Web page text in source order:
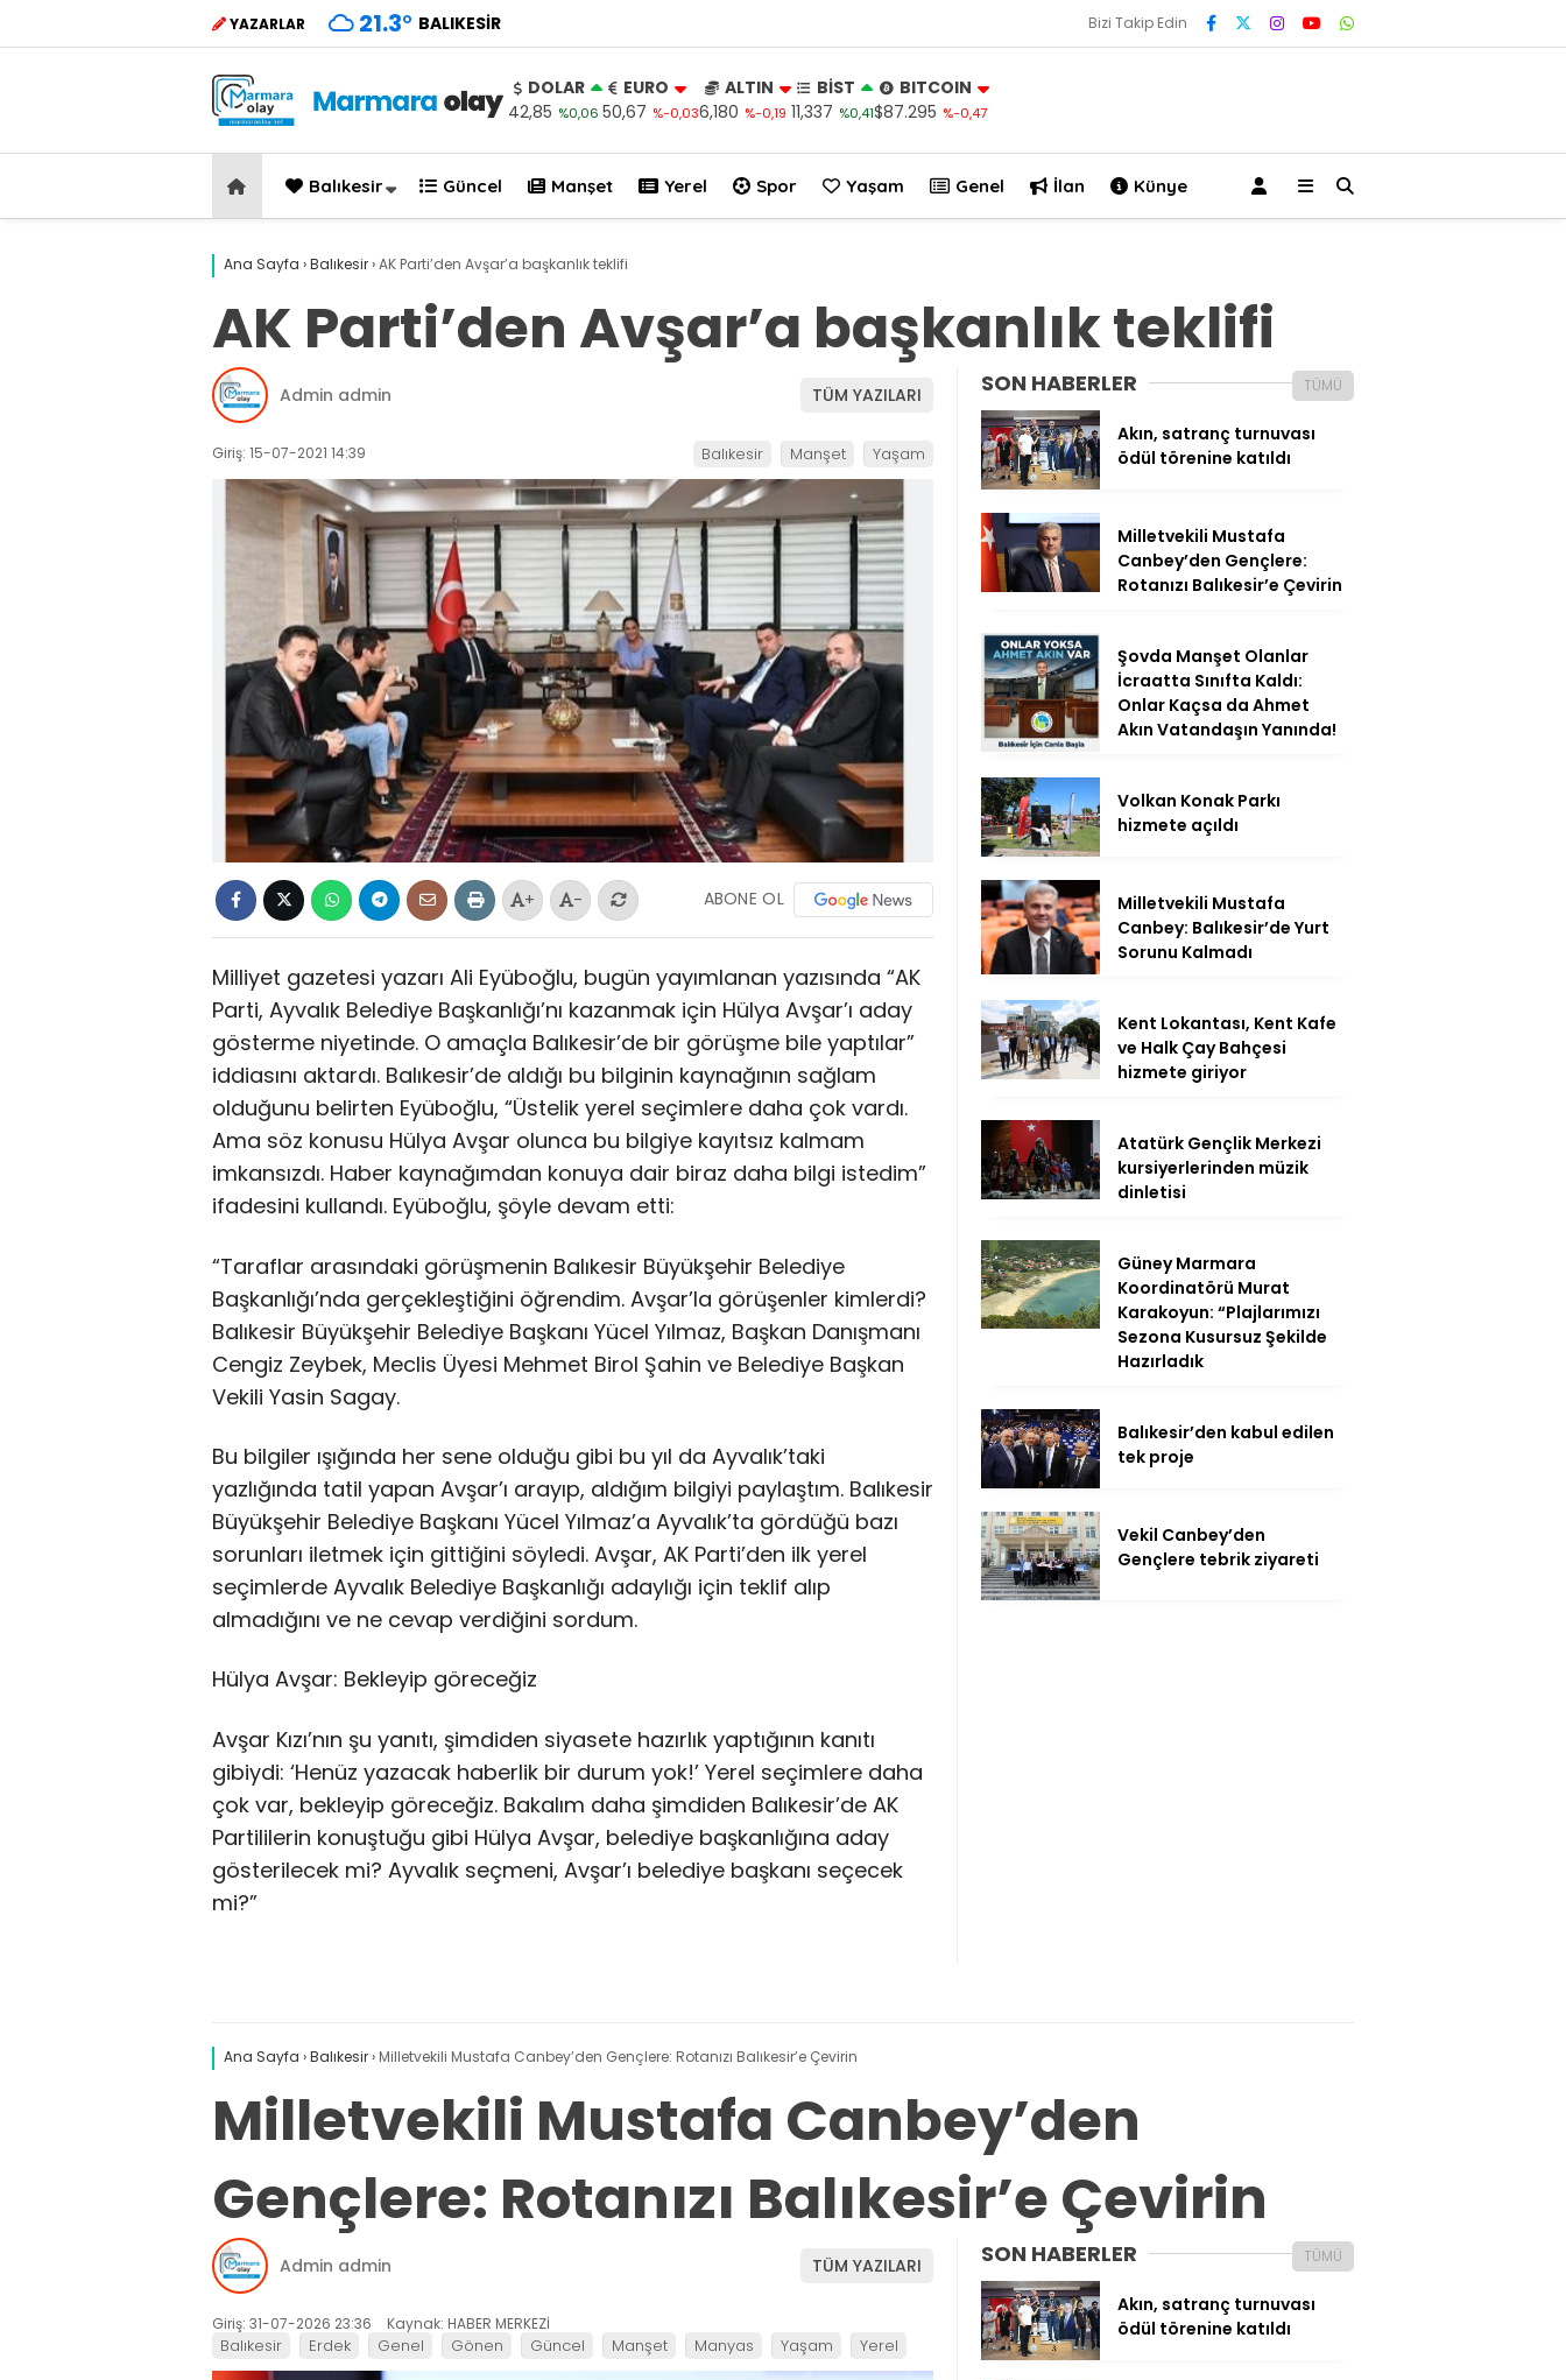
YAZARLAR 21.3° BALIKESIR Bizi Takip Edin
DOLAR
42,85 %0,06
EURO
50,67 %-0,03
ALTIN
6,180 %-0,19
BİST
11,337 %0,41
BITCOIN
$87.295 %-0,47
Balıkesir Güncel Manşet Yerel Spor Yaşam Genel İlan Künye
Ana Sayfa ›Balıkesir›AK Parti’den Avşar’a başkanlık teklifi
AK Parti’den Avşar’a başkanlık teklifi
Admin admin TÜM YAZILARI
Giriş: 15-07-2021 14:39 Balıkesir Manşet Yaşam
+ - ABONE OL
Milliyet gazetesi yazarı Ali Eyüboğlu, bugün yayımlanan yazısında “AK
Parti, Ayvalık Belediye Başkanlığı’nı kazanmak için Hülya Avşar’ı aday
gösterme niyetinde. O amaçla Balıkesir’de bir görüşme bile yaptılar”
iddiasını aktardı. Balıkesir’de aldığı bu bilginin kaynağının sağlam
olduğunu belirten Eyüboğlu, “Üstelik yerel seçimlere daha çok vardı.
Ama söz konusu Hülya Avşar olunca bu bilgiye kayıtsız kalmam
imkansızdı. Haber kaynağımdan konuya dair biraz daha bilgi istedim”
ifadesini kullandı. Eyüboğlu, şöyle devam etti:
“Taraflar arasındaki görüşmenin Balıkesir Büyükşehir Belediye
Başkanlığı’nda gerçekleştiğini öğrendim. Avşar’la görüşenler kimlerdi?
Balıkesir Büyükşehir Belediye Başkanı Yücel Yılmaz, Başkan Danışmanı
Cengiz Zeybek, Meclis Üyesi Mehmet Birol Şahin ve Belediye Başkan
Vekili Yasin Sagay.
Bu bilgiler ışığında her sene olduğu gibi bu yıl da Ayvalık’taki
yazlığında tatil yapan Avşar’ı arayıp, aldığım bilgiyi paylaştım. Balıkesir
Büyükşehir Belediye Başkanı Yücel Yılmaz’a Ayvalık’ta gördüğü bazı
sorunları iletmek için gittiğini söyledi. Avşar, AK Parti’den ilk yerel
seçimlerde Ayvalık Belediye Başkanlığı adaylığı için teklif alıp
almadığını ve ne cevap verdiğini sordum.
Hülya Avşar: Bekleyip göreceğiz
Avşar Kızı’nın şu yanıtı, şimdiden siyasete hazırlık yaptığının kanıtı
gibiydi: ‘Henüz yazacak haberlik bir durum yok!’ Yerel seçimlere daha
çok var, bekleyip göreceğiz. Bakalım daha şimdiden Balıkesir’de AK
Partililerin konuştuğu gibi Hülya Avşar, belediye başkanlığına aday
gösterilecek mi? Ayvalık seçmeni, Avşar’ı belediye başkanı seçecek
mi?”
SON HABERLER TÜMÜ
Akın, satranç turnuvası
ödül törenine katıldı
Milletvekili Mustafa
Canbey’den Gençlere:
Rotanızı Balıkesir’e Çevirin
Şovda Manşet Olanlar
İcraatta Sınıfta Kaldı:
Onlar Kaçsa da Ahmet
Akın Vatandaşın Yanında!
Volkan Konak Parkı
hizmete açıldı
Milletvekili Mustafa
Canbey: Balıkesir’de Yurt
Sorunu Kalmadı
Kent Lokantası, Kent Kafe
ve Halk Çay Bahçesi
hizmete giriyor
Atatürk Gençlik Merkezi
kursiyerlerinden müzik
dinletisi
Güney Marmara
Koordinatörü Murat
Karakoyun: “Plajlarımızı
Sezona Kusursuz Şekilde
Hazırladık
Balıkesir’den kabul edilen
tek proje
Vekil Canbey’den
Gençlere tebrik ziyareti
Ana Sayfa ›Balıkesir› Milletvekili Mustafa Canbey’den Gençlere: Rotanızı Balıkesir’e Çevirin
Milletvekili Mustafa Canbey’den
Gençlere: Rotanızı Balıkesir’e Çevirin
Admin admin TÜM YAZILARI
Giriş: 31-07-2026 23:36 Kaynak: HABER MERKEZİ
Balıkesir Erdek Genel Gönen Güncel Manşet Manyas Yaşam Yerel
SON HABERLER TÜMÜ
Akın, satranç turnuvası
ödül törenine katıldı